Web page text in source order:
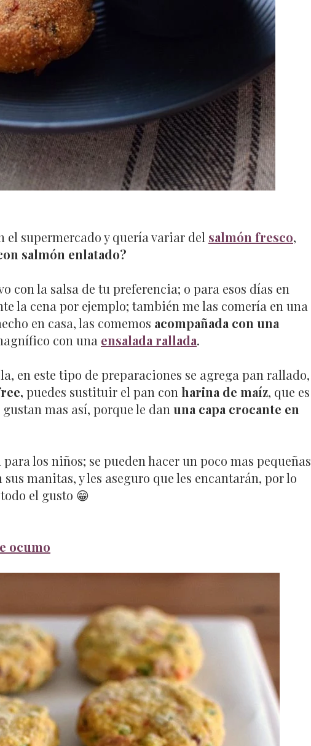
el supermercado y quería variar del salmón fresco,
salmón enlatado?
con la salsa de tu preferencia; o para esos días en
la cena por ejemplo; también me las comería en una
en casa, las comemos acompañada con una
con una ensalada rallada.
en este tipo de preparaciones se agrega pan rallado,
puedes sustituir el pan con harina de maíz, que es
gustan mas así, porque le dan una capa crocante en
los niños; se pueden hacer un poco mas pequeñas
manitas, y les aseguro que les encantarán, por lo
el gusto 😁
ocumo